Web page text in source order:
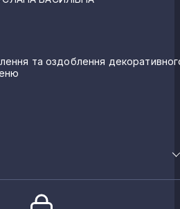
та оздоблення